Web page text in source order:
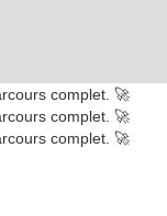
complet. 🚀
complet. 🚀
complet. 🚀